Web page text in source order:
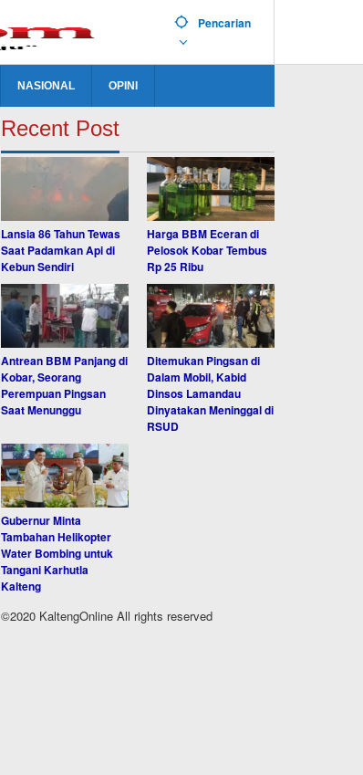
Pencarian
NASIONAL OPINI
Recent Post
Lansia 86 Tahun Tewas
Saat Padamkan Api di
Kebun Sendiri
Harga BBM Eceran di
Pelosok Kobar Tembus
Rp 25 Ribu
Antrean BBM Panjang di
Kobar, Seorang
Perempuan Pingsan
Saat Menunggu
Ditemukan Pingsan di
Dalam Mobil, Kabid
Dinsos Lamandau
Dinyatakan Meninggal di
RSUD
Gubernur Minta
Tambahan Helikopter
Water Bombing untuk
Tangani Karhutla
Kalteng
©2020 KaltengOnline All rights reserved